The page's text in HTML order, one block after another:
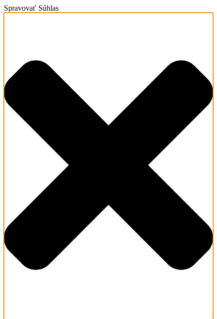
Spravovať Súhlas